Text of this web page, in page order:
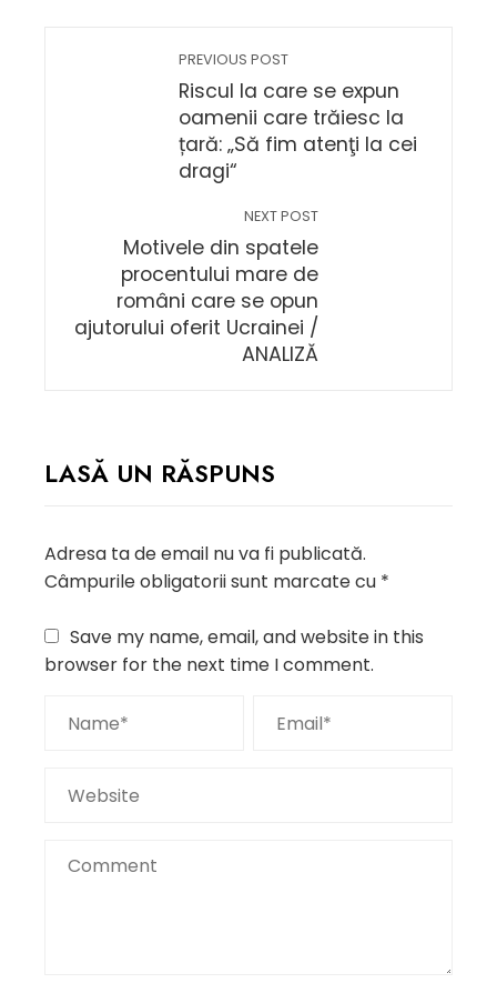
PREVIOUS POST
Riscul la care se expun
oamenii care trăiesc la
țară: „Să fim atenţi la cei
dragi“
NEXT POST
Motivele din spatele
procentului mare de
români care se opun
ajutorului oferit Ucrainei /
ANALIZĂ
LASĂ UN RĂSPUNS
Adresa ta de email nu va fi publicată.
Câmpurile obligatorii sunt marcate cu *
Save my name, email, and website in this
browser for the next time I comment.